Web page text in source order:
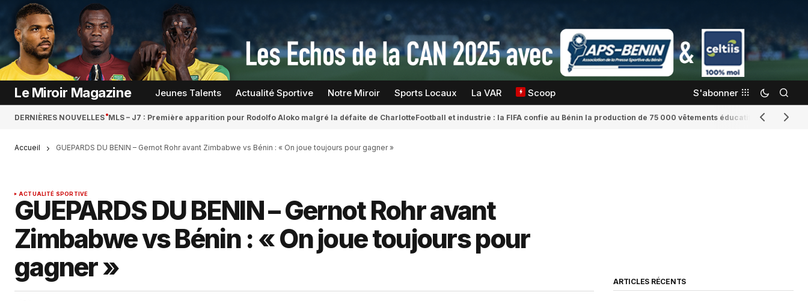
Le Miroir Magazine Jeunes Talents Actualité Sportive Notre Miroir Sports Locaux La VAR Scoop S'abonner
DERNIÈRES NOUVELLES MLS – J7 : Première apparition pour Rodolfo Aloko malgré la défaite de CharlotteFootball et industrie : la FIFA confie au Bénin la production de 75 000 vêtements éducatifs Romaine
Accueil GUEPARDS DU BENIN – Gernot Rohr avant Zimbabwe vs Bénin : « On joue toujours pour gagner »
ACTUALITÉ SPORTIVE
GUEPARDS DU BENIN – Gernot Rohr avant
Zimbabwe vs Bénin : « On joue toujours pour
gagner »
ARTICLES RÉCENTS